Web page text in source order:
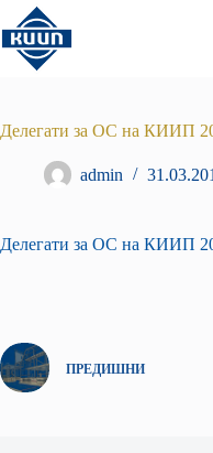
Преминаване
към
съдържанието
Делегати за ОС на КИИП
admin
Делегати за ОС на КИИП
ПРЕДИШНИ